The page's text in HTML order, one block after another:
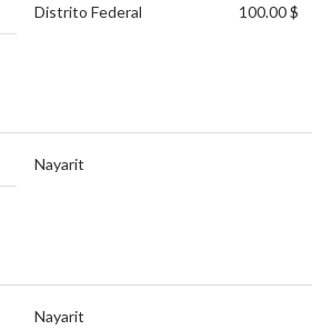
Distrito Federal 100.00 $
Nayarit
Nayarit